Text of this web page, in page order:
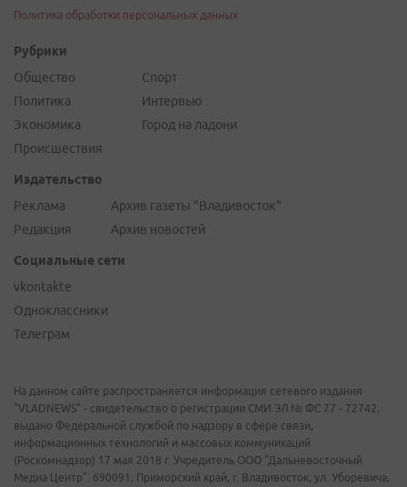
Политика обработки персональных данных
Рубрики
Общество
Политика
Экономика
Происшествия
Спорт
Интервью
Город на ладони
Издательство
Реклама
Редакция
Архив газеты "Владивосток"
Архив новостей
Социальные сети
vkontakte
Одноклассники
Телеграм
На данном сайте распространяется информация сетевого издания
"VLADNEWS" - свидетельство о регистрации СМИ ЭЛ № ФС 77 - 72742,
выдано Федеральной службой по надзору в сфере связи,
информационных технологий и массовых коммуникаций
(Роскомнадзор) 17 мая 2018 г. Учредитель ООО "Дальневосточный
Медиа Центр". 690091, Приморский край, г. Владивосток, ул. Уборевича,